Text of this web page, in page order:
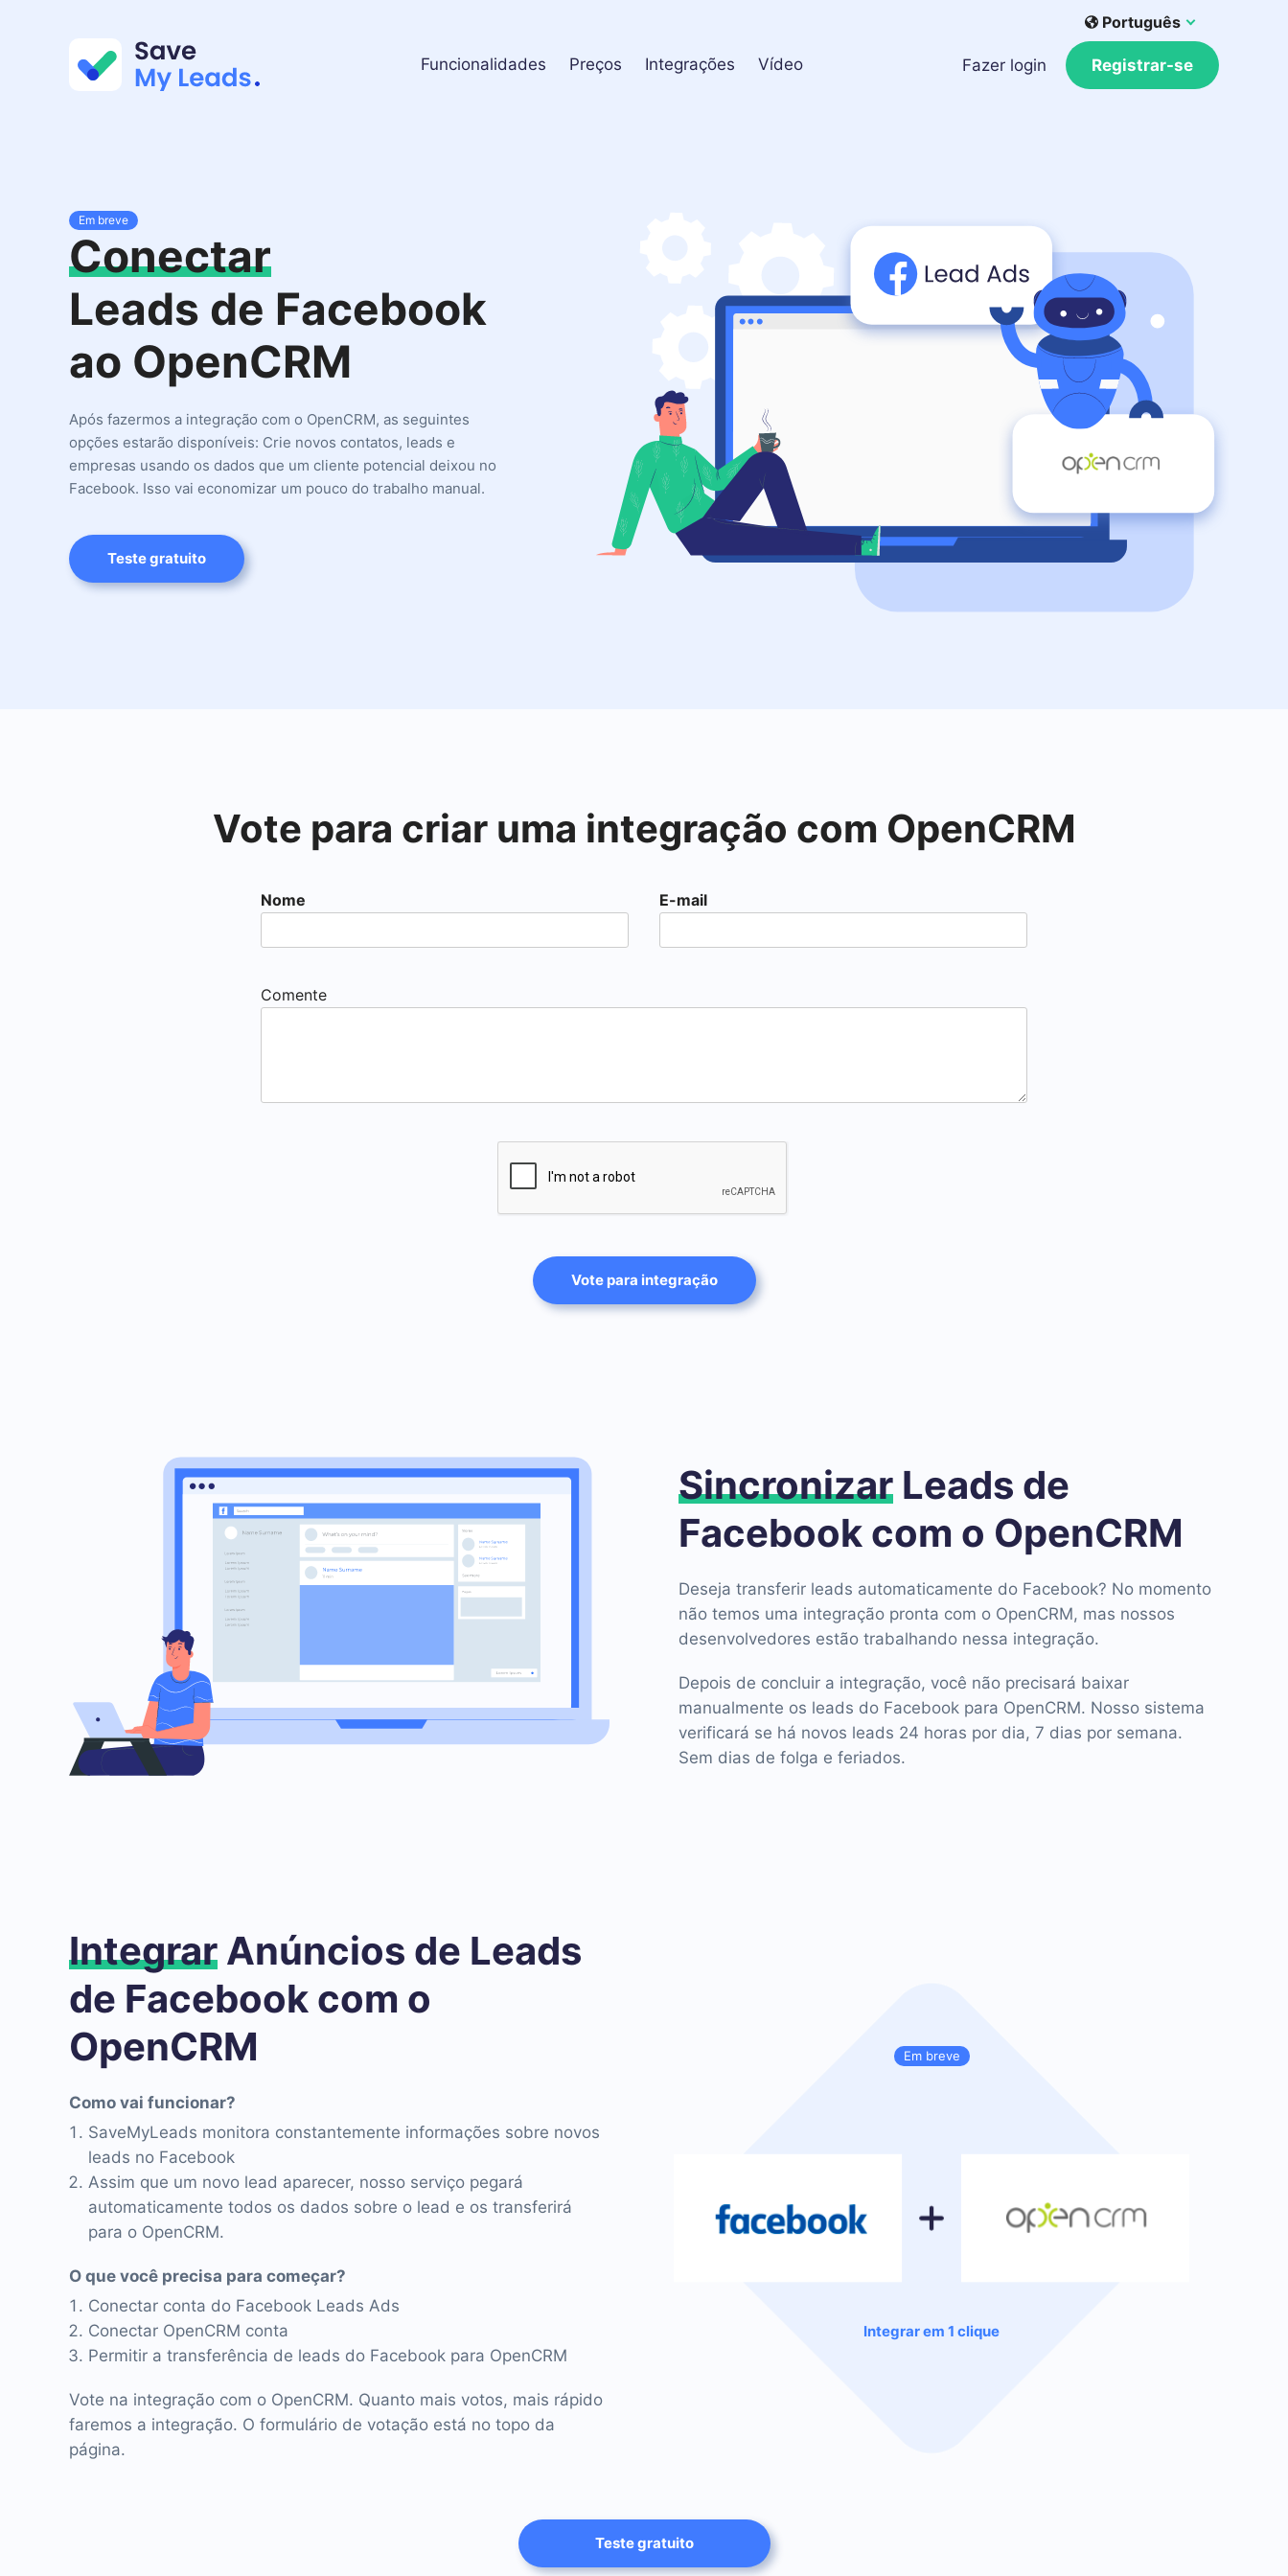
Funcionalidades Preços Integrações Vídeo
Português
Fazer login Registrar-se
Em breve
Conectar
Leads de Facebook
ao OpenCRM
Após fazermos a integração com o OpenCRM, as seguintes
opções estarão disponíveis: Crie novos contatos, leads e
empresas usando os dados que um cliente potencial deixou no
Facebook. Isso vai economizar um pouco do trabalho manual.
Teste gratuito
Vote para criar uma integração com OpenCRM
Nome E-mail
Comente
Vote para integração
Sincronizar Leads de
Facebook com o OpenCRM
Deseja transferir leads automaticamente do Facebook? No momento
não temos uma integração pronta com o OpenCRM, mas nossos
desenvolvedores estão trabalhando nessa integração.
Depois de concluir a integração, você não precisará baixar
manualmente os leads do Facebook para OpenCRM. Nosso sistema
verificará se há novos leads 24 horas por dia, 7 dias por semana.
Sem dias de folga e feriados.
Em breve
Integrar em 1 clique
Integrar Anúncios de Leads
de Facebook com o
OpenCRM
Como vai funcionar?
SaveMyLeads monitora constantemente informações sobre novos
leads no Facebook
Assim que um novo lead aparecer, nosso serviço pegará
automaticamente todos os dados sobre o lead e os transferirá
para o OpenCRM.
O que você precisa para começar?
Conectar conta do Facebook Leads Ads
Conectar OpenCRM conta
Permitir a transferência de leads do Facebook para OpenCRM
Vote na integração com o OpenCRM. Quanto mais votos, mais rápido
faremos a integração. O formulário de votação está no topo da
página.
Teste gratuito